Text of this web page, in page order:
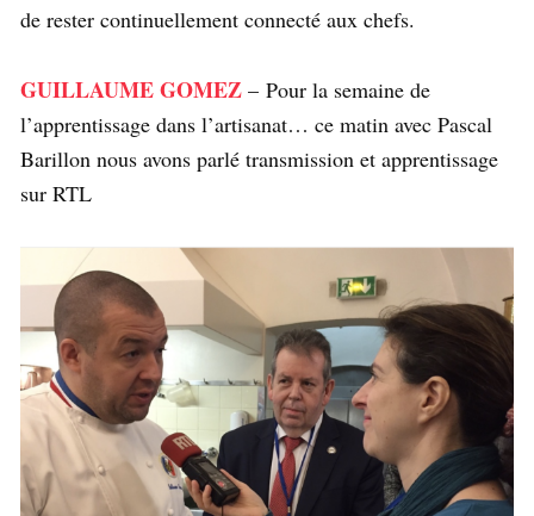
de rester continuellement connecté aux chefs.
GUILLAUME GOMEZ – Pour la semaine de
l’apprentissage dans l’artisanat… ce matin avec Pascal
Barillon nous avons parlé transmission et apprentissage
sur RTL